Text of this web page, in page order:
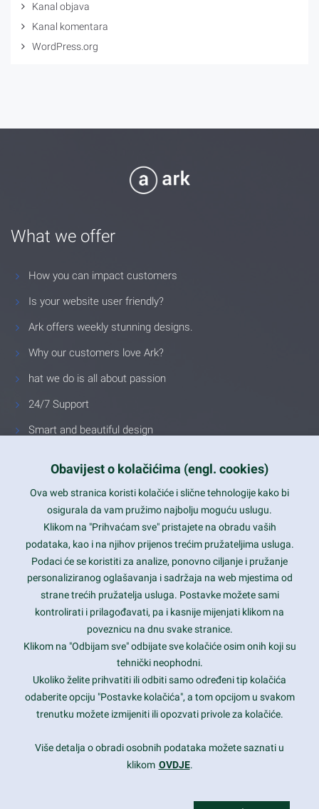
Kanal objava
Kanal komentara
WordPress.org
What we offer
How you can impact customers
Is your website user friendly?
Ark offers weekly stunning designs.
Why our customers love Ark?
hat we do is all about passion
24/7 Support
Smart and beautiful design
Latest trends and much more...
Contact Info
1600 Amphitheatre Parkway, Mountain View, CA 94043
prothemes.net@gmail.com
Daily: 9:00 am - 6:00 pm
Sunday: Closed
Copyright 2017FRESHFACE© All Rights Reserved
Obavijest o kolačićima (engl. cookies)
Ova web stranica koristi kolačiće i slične tehnologije kako bi
osigurala da vam pružimo najbolju moguću uslugu.
Klikom na "Prihvaćam sve" pristajete na obradu vaših
podataka, kao i na njihov prijenos trećim pružateljima usluga.
Podaci će se koristiti za analize, ponovno ciljanje i pružanje
personaliziranog oglašavanja i sadržaja na web mjestima od
strane trećih pružatelja usluga. Postavke možete sami
kontrolirati i prilagođavati, pa i kasnije mijenjati klikom na
poveznicu na dnu svake stranice.
Klikom na "Odbijam sve" odbijate sve kolačiće osim onih koji su
tehnički neophodni.
Ukoliko želite prihvatiti ili odbiti samo određeni tip kolačića
odaberite opciju "Postavke kolačića", a tom opcijom u svakom
trenutku možete izmijeniti ili opozvati privole za kolačiće.
Više detalja o obradi osobnih podataka možete saznati u
klikom OVDJE.